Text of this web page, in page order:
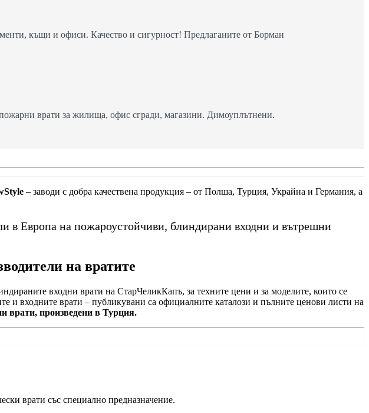
къщи и офиси. Качество и сигурност! Предлаганите от Борман
врати за жилища, офис сгради, магазини. Димоуплътнени.
– заводи с добра качествена продукция – от Полша, Турция, Украйна и Германия, а
в Европа на пожароустойчиви, блиндирани входни и вътрешни
на вратите
входни врати на СтарЧеликКапъ, за техните цени и за моделите, които се
и входните врати – публикувани са официалните каталози и пълните ценови листи на
врати, произведени в Турция.
врати със специално предназначение.